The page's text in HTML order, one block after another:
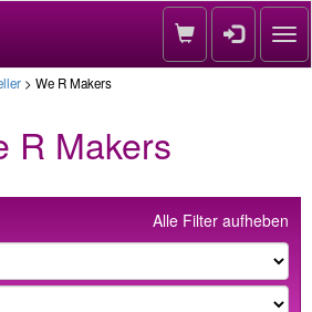
> We R Makers
R Makers
Alle Filter aufheben